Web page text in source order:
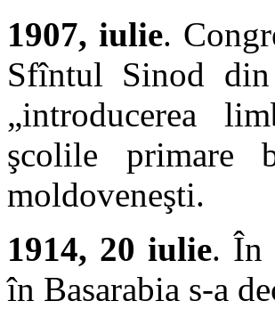
1907, iulie.
Sfîntul Sinod
„introducerea
şcolile primare
moldoveneşti.
1914, 20 iulie. În
în Basarabia s-a